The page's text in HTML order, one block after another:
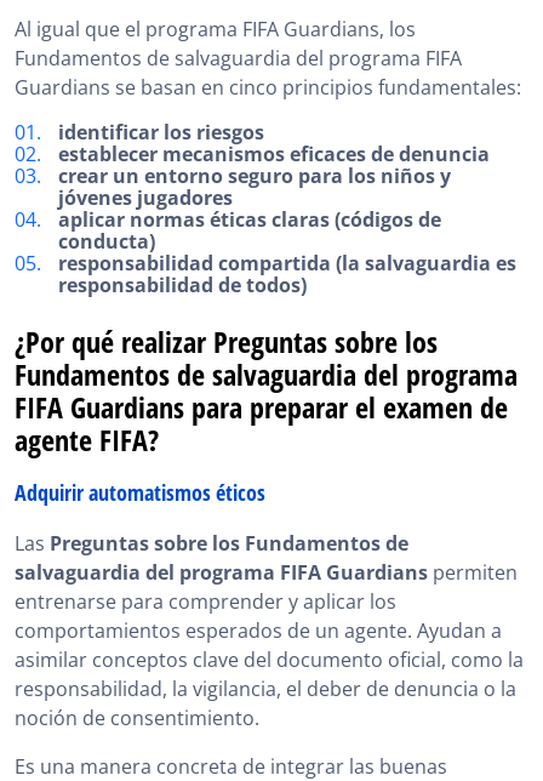
Tipos de preguntas frecuentes en las Preguntas sobre
los Fundamentos de salvaguardia del programa FIFA
Guardians
Preguntas sobre los Fundamentos de salvaguardia del
programa FIFA Guardians, en resumen
Al igual que el programa FIFA Guardians, los
Fundamentos de salvaguardia del programa FIFA
Guardians se basan en cinco principios fundamentales:
identificar los riesgos
establecer mecanismos eficaces de denuncia
crear un entorno seguro para los niños y
jóvenes jugadores
aplicar normas éticas claras (códigos de
conducta)
responsabilidad compartida (la salvaguardia es
responsabilidad de todos)
¿Por qué realizar Preguntas sobre los
Fundamentos de salvaguardia del programa
FIFA Guardians para preparar el examen de
agente FIFA?
Adquirir automatismos éticos
Las Preguntas sobre los Fundamentos de
salvaguardia del programa FIFA Guardians permiten
entrenarse para comprender y aplicar los
comportamientos esperados de un agente. Ayudan a
asimilar conceptos clave del documento oficial, como la
responsabilidad, la vigilancia, el deber de denuncia o la
noción de consentimiento.
Es una manera concreta de integrar las buenas